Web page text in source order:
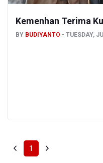
Kemenhan Terima
BY BUDIYANTO TUESDAY,
1